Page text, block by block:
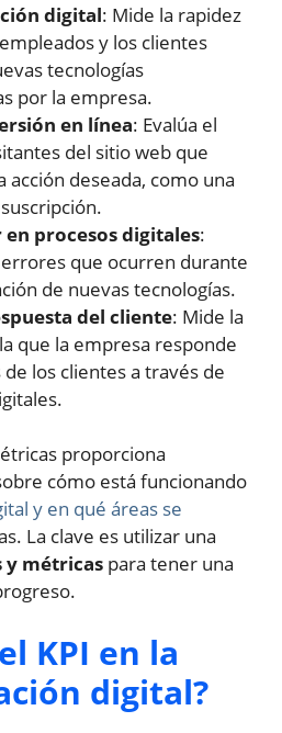
digital: Mide la rapidez
y los clientes
tecnologías
por la empresa.
en línea: Evalúa el
del sitio web que
acción deseada, como una
en procesos digitales:
que ocurren durante
de nuevas tecnologías.
del cliente: Mide la
que la empresa responde
de los clientes a través de
proporciona
cómo está funcionando
y en qué áreas se
La clave es utilizar una
y métricas para tener una
KPI en la
digital?